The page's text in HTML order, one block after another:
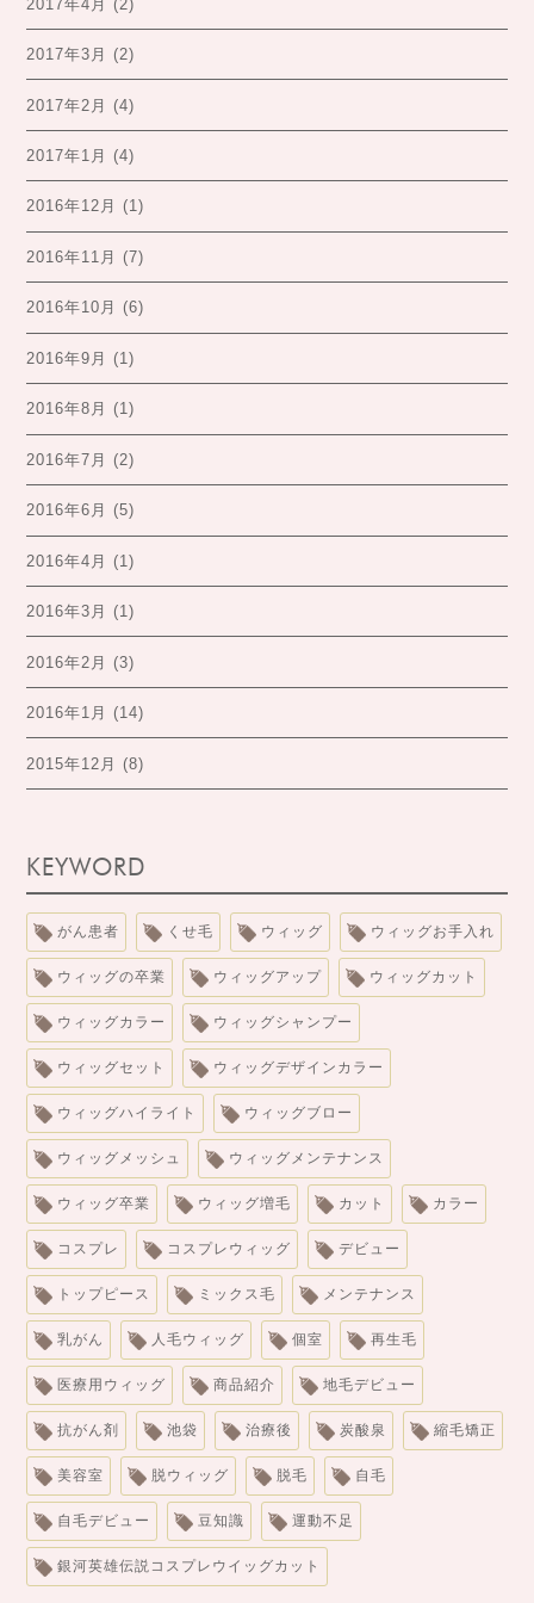
2017年4月 (2)
2017年3月 (2)
2017年2月 (4)
2017年1月 (4)
2016年12月 (1)
2016年11月 (7)
2016年10月 (6)
2016年9月 (1)
2016年8月 (1)
2016年7月 (2)
2016年6月 (5)
2016年4月 (1)
2016年3月 (1)
2016年2月 (3)
2016年1月 (14)
2015年12月 (8)
KEYWORD
がん患者 くせ毛 ウィッグ ウィッグお手入れ
ウィッグの卒業 ウィッグアップ ウィッグカット
ウィッグカラー ウィッグシャンプー
ウィッグセット ウィッグデザインカラー
ウィッグハイライト ウィッグブロー
ウィッグメッシュ ウィッグメンテナンス
ウィッグ卒業 ウィッグ増毛 カット カラー
コスプレ コスプレウィッグ デビュー
トップピース ミックス毛 メンテナンス
乳がん 人毛ウィッグ 個室 再生毛
医療用ウィッグ 商品紹介 地毛デビュー
抗がん剤 池袋 治療後 炭酸泉 縮毛矯正
美容室 脱ウィッグ 脱毛 自毛
自毛デビュー 豆知識 運動不足
銀河英雄伝説コスプレウイッグカット